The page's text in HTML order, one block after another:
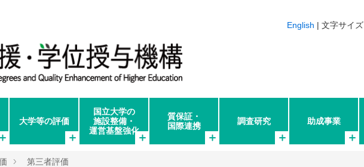
English | 文字サイズ
大学等の評価
国立大学の
施設整備・
運営基盤強化
質保証・
国際連携
調査研究 助成事業
第三者評価